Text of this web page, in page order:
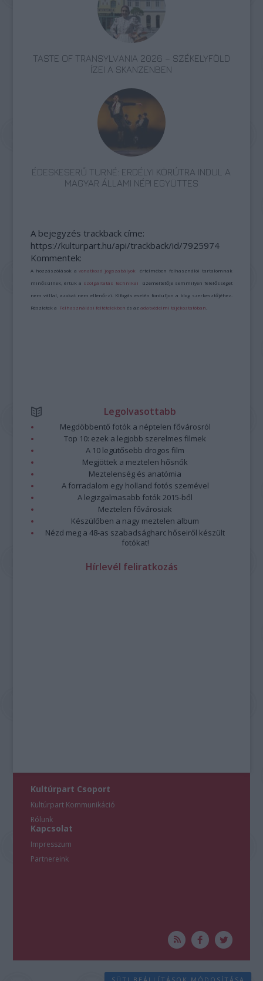
TASTE OF TRANSYLVANIA 2026 – SZÉKELYFÖLD
ÍZEI A SKANZENBEN
ÉDESKESERŰ TURNÉ: ERDÉLYI KÖRÚTRA INDUL A
MAGYAR ÁLLAMI NÉPI EGYÜTTES
A bejegyzés trackback címe:
https://kulturpart.hu/api/trackback/id/7925974
Kommentek:
A hozzászólások avonatkozó jogszabályok értelmében felhasználói tartalomnak
minősülnek, értük a szolgáltatás technikai üzemeltetője semmilyen felelősséget
nem vállal, azokat nem ellenőrzi. Kifogás esetén forduljon a blog szerkesztőjéhez.
Részletek a Felhasználási feltételekben és azadatvédelmi tájékoztatóban
Legolvasottabb
Megdöbbentő fotók a néptelen fővárosról
Top 10: ezek a legjobb szerelmes filmek
A 10 legütősebb drogos film
Megjöttek a meztelen hősnők
Meztelenség és anatómia
A forradalom egy holland fotós szemével
A legizgalmasabb fotók 2015-ből
Meztelen fővárosiak
Készülőben a nagy meztelen album
Nézd meg a 48-as szabadságharc hőseiről készült
fotókat!
Hírlevél feliratkozás
Kultúrpart Csoport
Kultúrpart Kommunikáció
Rólunk
Kapcsolat
Impresszum
Partnereink